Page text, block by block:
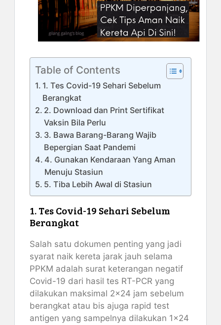
Table of Contents
1. Tes Covid-19 Sehari Sebelum
Berangkat
2. Download dan Print Sertifikat
Vaksin Bila Perlu
3. Bawa Barang-Barang Wajib
Bepergian Saat Pandemi
4. Gunakan Kendaraan Yang Aman
Menuju Stasiun
5. Tiba Lebih Awal di Stasiun
1. Tes Covid-19 Sehari Sebelum
Berangkat
Salah satu dokumen penting yang jadi
syarat naik kereta jarak jauh selama
PPKM adalah surat keterangan negatif
Covid-19 dari hasil tes RT-PCR yang
dilakukan maksimal 2×24 jam sebelum
berangkat atau bis ajuga rapid test
antigen yang sampelnya dilakukan 1×24